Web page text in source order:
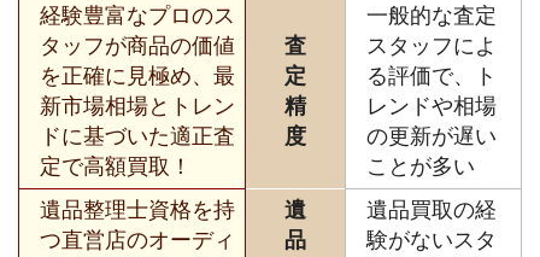
経験豊富なプロのス
タッフが商品の価値
を正確に見極め、最
新市場相場とトレン
ドに基づいた適正査
定で高額買取！
査
定
精
度
一般的な査定
スタッフによ
る評価で、ト
レンドや相場
の更新が遅い
ことが多い
遺品整理士資格を持
つ直営店のオーディ
遺
品
遺品買取の経
験がないスタ